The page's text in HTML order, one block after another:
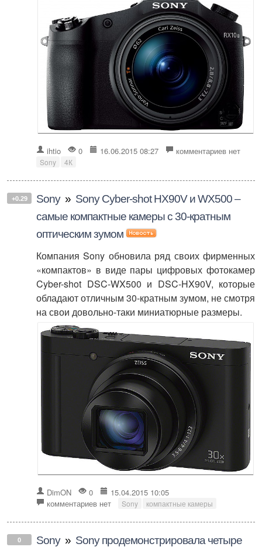
ihtio 0 16.06.2015 08:27 комментариев нет
Sony 4К
+0.29 Sony » Sony Cyber-shot HX90V и WX500 –
самые компактные камеры с 30-кратным
оптическим зумом
Компания Sony обновила ряд своих фирменных
«компактов» в виде пары цифровых фотокамер
Cyber-shot DSC-WX500 и DSC-HX90V, которые
обладают отличным 30-кратным зумом, не смотря
на свои довольно-таки миниатюрные размеры.
DimON 0
15.04.2015 10:05
комментариев нет
Sony компактные камеры
0 Sony » Sony продемонстрировала четыре